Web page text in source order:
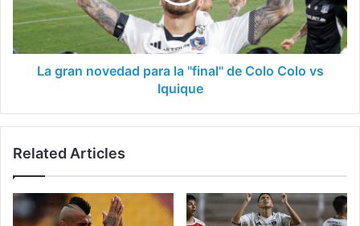
Colo
La gran novedad para la "final" de Colo Colo vs
Iquique
Related Articles